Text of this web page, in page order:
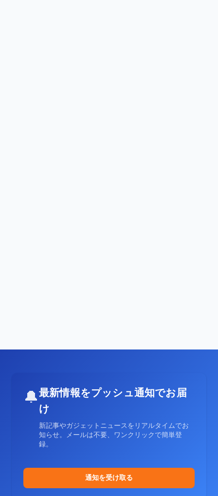
🔔最新情報をプッシュ通知でお届
け
新記事やガジェットニュースをリアルタイムでお
知らせ。メールは不要、ワンクリックで簡単登
録。
通知を受け取る